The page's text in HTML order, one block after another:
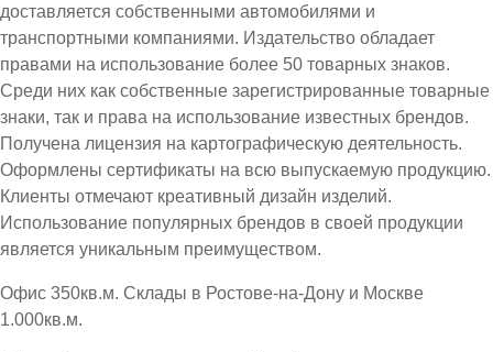
доставляется собственными автомобилями и
транспортными компаниями. Издательство обладает
правами на использование более 50 товарных знаков.
Среди них как собственные зарегистрированные товарные
знаки, так и права на использование известных брендов.
Получена лицензия на картографическую деятельность.
Оформлены сертификаты на всю выпускаемую продукцию.
Клиенты отмечают креативный дизайн изделий.
Использование популярных брендов в своей продукции
является уникальным преимуществом.
Офис 350кв.м. Склады в Ростове-на-Дону и Москве
1.000кв.м.